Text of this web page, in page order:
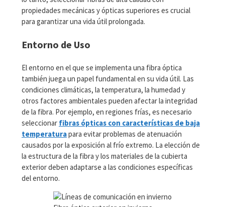
propiedades mecánicas y ópticas superiores es crucial
para garantizar una vida útil prolongada.
Entorno de Uso
El entorno en el que se implementa una fibra óptica
también juega un papel fundamental en su vida útil. Las
condiciones climáticas, la temperatura, la humedad y
otros factores ambientales pueden afectar la integridad
de la fibra. Por ejemplo, en regiones frías, es necesario
seleccionar fibras ópticas con características de baja
temperaturapara evitar problemas de atenuación
causados por la exposición al frío extremo. La elección de
la estructura de la fibra y los materiales de la cubierta
exterior deben adaptarse a las condiciones específicas
del entorno.